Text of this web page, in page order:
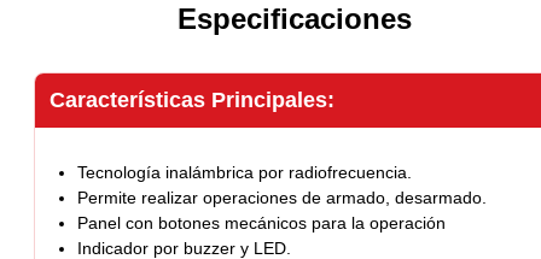
Especificaciones
Características Principales:
Tecnología inalámbrica por radiofrecuencia.
Permite realizar operaciones de armado, desarmado.
Panel con botones mecánicos para la operación
Indicador por buzzer y LED.